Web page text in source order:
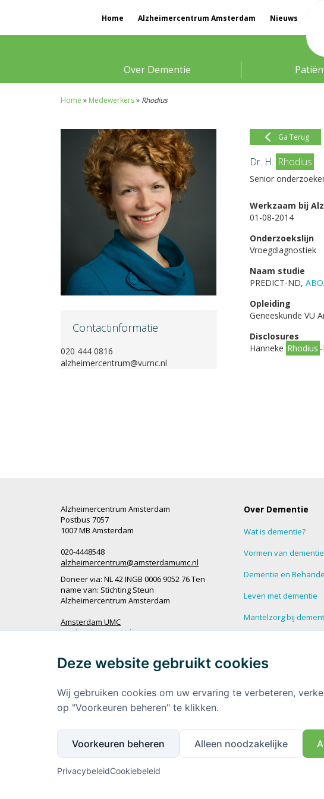
Home Alzheimercentrum Amsterdam Nieuws
Over Dementie
Home » Medewerkers» Rhodius
Contactinformatie
020 444 0816
alzheimercentrum@vumc.nl
Ga Terug
Dr. H. Rhodius
Senior
Werkzaam bij
01-08-2014
Onderzoekslijn
Vroegdiagnostiek
Naam studie
PREDICT-ND,
Opleiding
Geneeskunde VU
Disclosures
Hanneke Rhodius
Alzheimercentrum Amsterdam
Postbus 7057
1007 MB Amsterdam
020-4448548
alzheimercentrum@amsterdamumc.nl
Doneer via: NL 42 INGB 0006 9052 76 Ten
name van: Stichting Steun
Alzheimercentrum Amsterdam
Amsterdam UMC
Werken bij Amsterdam UMC
Ik wil op de hoogte blijven
Over Dementie
Wat is dementie?
Vormen van dementie
Dementie en
Leven met dementie
Mantelzorg bij
Meer informatie over
Deze website gebruikt cookies
Wij gebruiken cookies om uw ervaring te verbeteren,
op "Voorkeuren beheren" te klikken.
Voorkeuren beheren Alleen noodzakelijke
PrivacybeleidCookiebeleid